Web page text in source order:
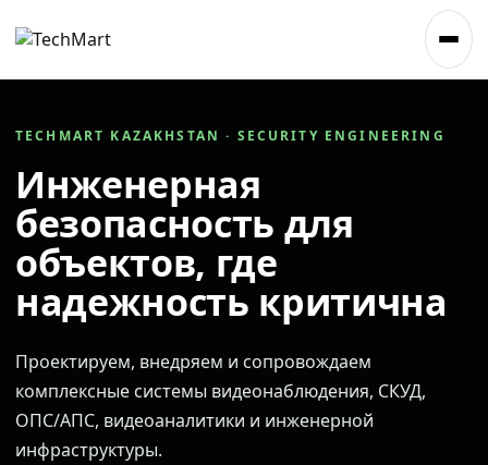
TECHMART KAZAKHSTAN · SECURITY ENGINEERING
Инженерная
безопасность для
объектов, где
надежность критична
Проектируем, внедряем и сопровождаем
комплексные системы видеонаблюдения, СКУД,
ОПС/АПС, видеоаналитики и инженерной
инфраструктуры.